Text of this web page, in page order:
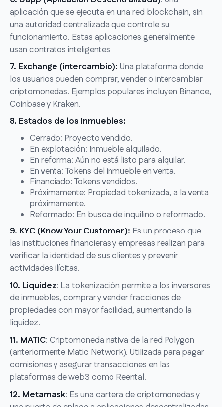
aplicación que se ejecuta en una red blockchain, sin
una autoridad centralizada que controle su
funcionamiento. Estas aplicaciones generalmente
usan contratos inteligentes.
7. Exchange (intercambio): Una plataforma donde
los usuarios pueden comprar, vender o intercambiar
criptomonedas. Ejemplos populares incluyen Binance,
Coinbase y Kraken.
8. Estados de los Inmuebles:
Cerrado: Proyecto vendido.
En explotación: Inmueble alquilado.
En reforma: Aún no está listo para alquilar.
En venta: Tokens del inmueble en venta.
Financiado: Tokens vendidos.
Próximamente: Propiedad tokenizada, a la venta
próximamente.
Reformado: En busca de inquilino o reformado.
9. KYC (Know Your Customer): Es un proceso que
las instituciones financieras y empresas realizan para
verificar la identidad de sus clientes y prevenir
actividades ilícitas.
10. Liquidez: La tokenización permite a los inversores
de inmuebles, comprar y vender fracciones de
propiedades con mayor facilidad, aumentando la
liquidez.
11. MATIC: Criptomoneda nativa de la red Polygon
(anteriormente Matic Network). Utilizada para pagar
comisiones y asegurar transacciones en las
plataformas de web3 como Reental.
12. Metamask: Es una cartera de criptomonedas y